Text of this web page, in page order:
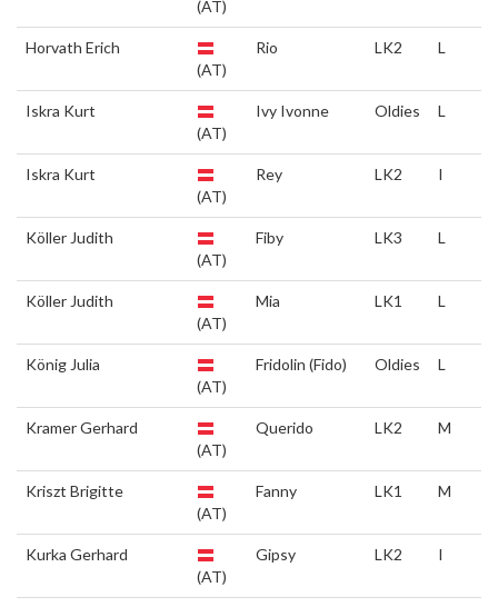
(AT)
Horvath Erich
(AT)
Rio LK2 L
Iskra Kurt
(AT)
Ivy Ivonne Oldies L
Iskra Kurt
(AT)
Rey LK2 I
Köller Judith
(AT)
Fiby LK3 L
Köller Judith
(AT)
Mia LK1 L
König Julia
(AT)
Fridolin (Fido) Oldies L
Kramer Gerhard
(AT)
Querido LK2 M
Kriszt Brigitte
(AT)
Fanny LK1 M
Kurka Gerhard
(AT)
Gipsy LK2 I